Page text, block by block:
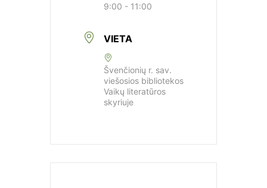
9:00 - 11:00
VIETA
Švenčionių r. sav.
viešosios bibliotekos
Vaikų literatūros
skyriuje